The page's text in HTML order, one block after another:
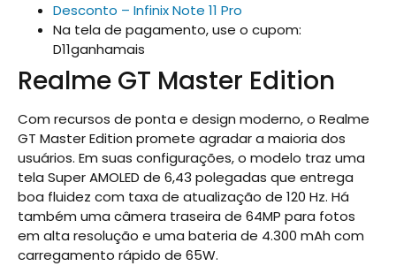
Desconto – Infinix Note 11 Pro
Na tela de pagamento, use o cupom:
D11ganhamais
Realme GT Master Edition
Com recursos de ponta e design moderno, o Realme
GT Master Edition promete agradar a maioria dos
usuários. Em suas configurações, o modelo traz uma
tela Super AMOLED de 6,43 polegadas que entrega
boa fluidez com taxa de atualização de 120 Hz. Há
também uma câmera traseira de 64MP para fotos
em alta resolução e uma bateria de 4.300 mAh com
carregamento rápido de 65W.